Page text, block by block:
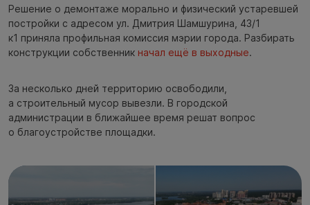
Решение о демонтаже морально и физический устаревшей
постройки с адресом ул. Дмитрия Шамшурина, 43/1
к1 приняла профильная комиссия мэрии города. Разбирать
конструкции собственник начал ещё в выходные.
За несколько дней территорию освободили,
а строительный мусор вывезли. В городской
администрации в ближайшее время решат вопрос
о благоустройстве площадки.